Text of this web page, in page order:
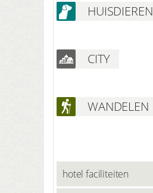
HUISDIEREN
CITY
WANDELEN
hotel faciliteiten